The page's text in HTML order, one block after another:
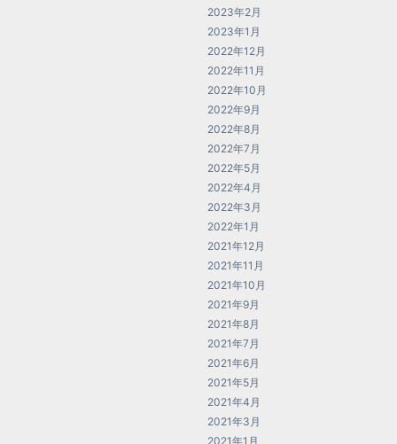
2023年2月
2023年1月
2022年12月
2022年11月
2022年10月
2022年9月
2022年8月
2022年7月
2022年5月
2022年4月
2022年3月
2022年1月
2021年12月
2021年11月
2021年10月
2021年9月
2021年8月
2021年7月
2021年6月
2021年5月
2021年4月
2021年3月
2021年1月